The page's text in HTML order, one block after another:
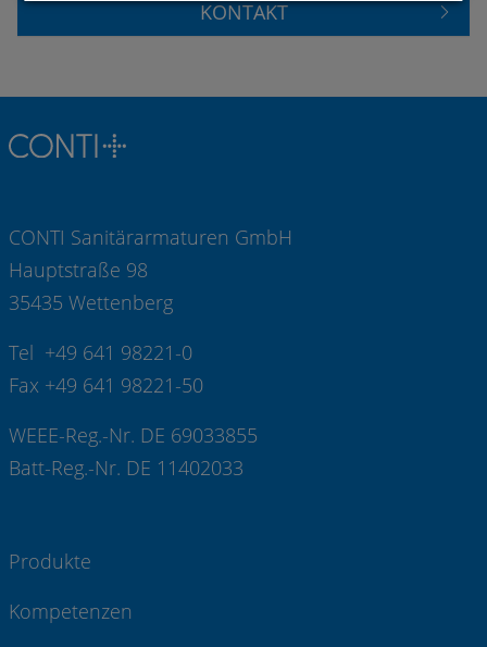
KONTAKT
CONTI Sanitärarmaturen GmbH
Hauptstraße 98
35435 Wettenberg
Tel +49 641 98221-0
Fax +49 641 98221-50
WEEE-Reg.-Nr. DE 69033855
Batt-Reg.-Nr. DE 11402033
Produkte
Kompetenzen